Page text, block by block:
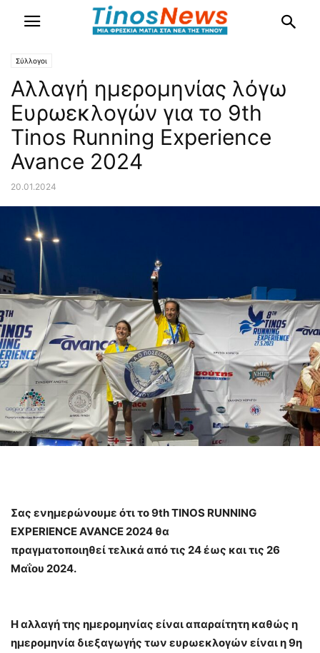
Σύλλογοι
Αλλαγή ημερομηνίας λόγω
Ευρωεκλογών για το 9th
Tinos Running Experience
Avance 2024
20.01.2024
Σας ενημερώνουμε ότι το 9th TINOS RUNNING
EXPERIENCE AVANCE 2024 θα
πραγματοποιηθεί τελικά από τις 24 έως και τις 26
Μαΐου 2024.
Η αλλαγή της ημερομηνίας είναι απαραίτητη καθώς η
ημερομηνία διεξαγωγής των ευρωεκλογών είναι η 9η